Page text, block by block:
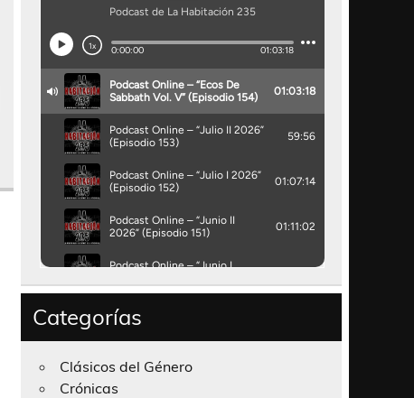
Categorías
Clásicos del Género
Crónicas